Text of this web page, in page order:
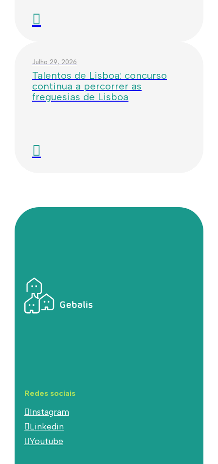
Julho 29, 2026
Talentos de Lisboa: concurso
continua a percorrer as
freguesias de Lisboa
Redes sociais
Instagram
Linkedin
Youtube